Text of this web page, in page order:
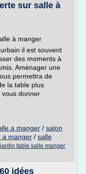
sur salle à
à manger
il est souvent
des moments à
Aménager une
permettra de
la table plus
vous donner
a manger / salon
a manger / salle
table salle manger
idées